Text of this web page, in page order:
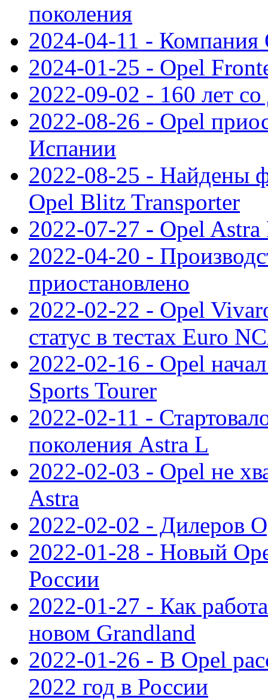
поколения
2024-04-11 - Компания
2024-01-25 - Opel
2022-09-02 - 160 лет
2022-08-26 - Opel
Испании
2022-08-25 - Найдены
Opel Blitz Transporter
2022-07-27 - Opel
2022-04-20 -
приостановлено
2022-02-22 - Opel
статус в тестах Euro
2022-02-16 - Opel
Sports Tourer
2022-02-11 -
поколения Astra L
2022-02-03 - Opel не
Astra
2022-02-02 - Дилеров
2022-01-28 - Новый
России
2022-01-27 - Как
новом Grandland
2022-01-26 - В Opel
2022 год в России